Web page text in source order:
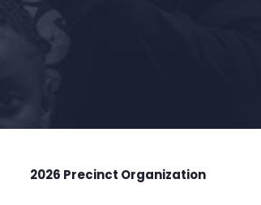
2026 Precinct Organization